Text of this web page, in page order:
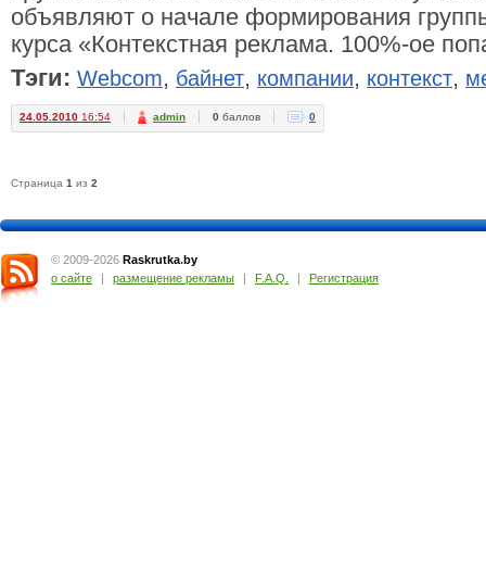
объявляют о начале формирования
курса «Контекстная реклама. 100%-ое
Тэги: Webcom, байнет, компании, контекст,
24.05.2010 16:54 admin 0 баллов 0
Страница 1 из 2
© 2009-2026 Raskrutka.by
о сайте
| размещение рекламы | F.A.Q. | Регистрация